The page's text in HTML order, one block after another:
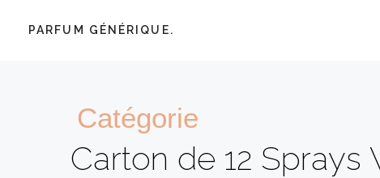
PARFUM GÉNÉRIQUE.
Catégorie
Carton de 12 Sprays